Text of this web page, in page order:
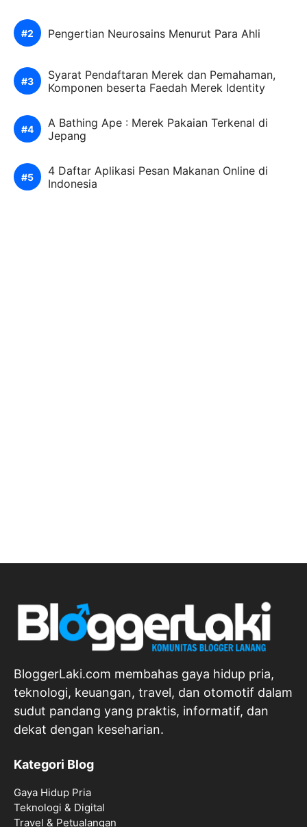
Pengertian Neurosains Menurut Para Ahli
Syarat Pendaftaran Merek dan Pemahaman,
Komponen beserta Faedah Merek Identity
A Bathing Ape : Merek Pakaian Terkenal di
Jepang
4 Daftar Aplikasi Pesan Makanan Online di
Indonesia
BloggerLaki.com membahas gaya hidup pria,
teknologi, keuangan, travel, dan otomotif dalam
sudut pandang yang praktis, informatif, dan
dekat dengan keseharian.
Kategori Blog
Gaya Hidup Pria
Teknologi & Digital
Travel & Petualangan